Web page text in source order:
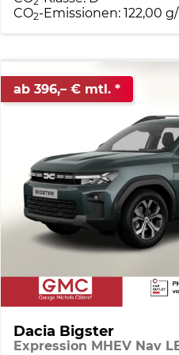
CO2-Emissionen: 122,00
ab 396,– € mtl.
Dacia Bigster
Expression MHEV Nav